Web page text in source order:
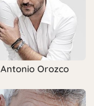
Antonio Orozco